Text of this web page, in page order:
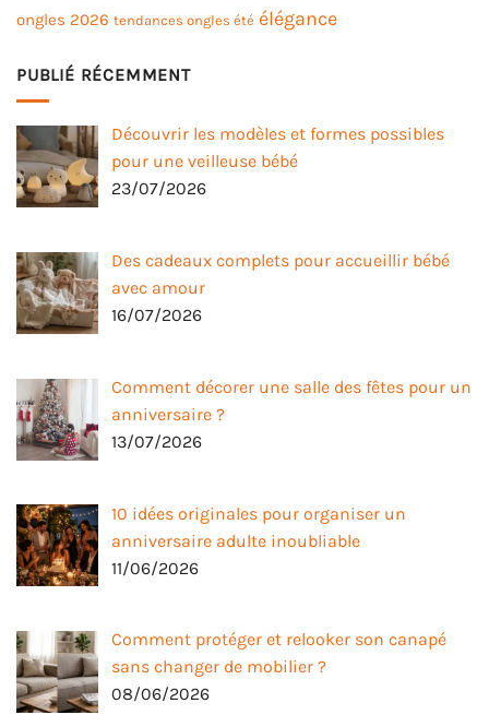
ongles 2026 tendances ongles été élégance
PUBLIÉ RÉCEMMENT
Découvrir les modèles et formes possibles
pour une veilleuse bébé
23/07/2026
Des cadeaux complets pour accueillir bébé
avec amour
16/07/2026
Comment décorer une salle des fêtes pour un
anniversaire ?
13/07/2026
10 idées originales pour organiser un
anniversaire adulte inoubliable
11/06/2026
Comment protéger et relooker son canapé
sans changer de mobilier ?
08/06/2026